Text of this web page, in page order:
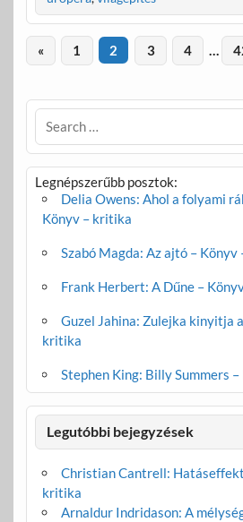
o
o
k
e
g
« 1 2 3 4 …
Legnépszerűbb posztok:
Delia Owens: Ahol a folyami
Könyv – kritika
Szabó Magda: Az ajtó –
Frank Herbert: A Dűne –
Guzel Jahina: Zulejka kinyitja
kritika
Stephen King: Billy Summers
Legutóbbi bejegyzések
Christian Cantrell:
kritika
Arnaldur Indridason: A